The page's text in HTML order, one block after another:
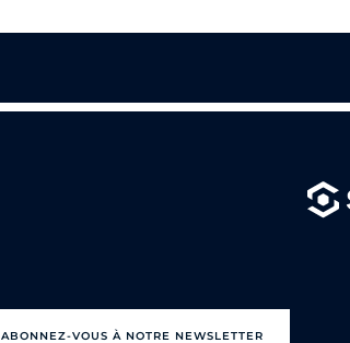
ABONNEZ-VOUS À NOTRE NEWSLETTER